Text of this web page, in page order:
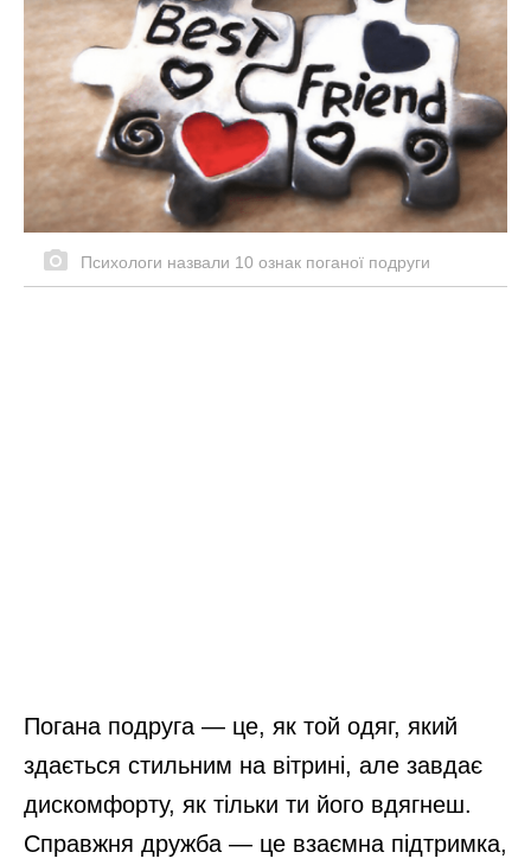
Психологи назвали 10 ознак поганої подруги
Погана подруга — це, як той одяг, який
здається стильним на вітрині, але завдає
дискомфорту, як тільки ти його вдягнеш.
Справжня дружба — це взаємна підтримка,